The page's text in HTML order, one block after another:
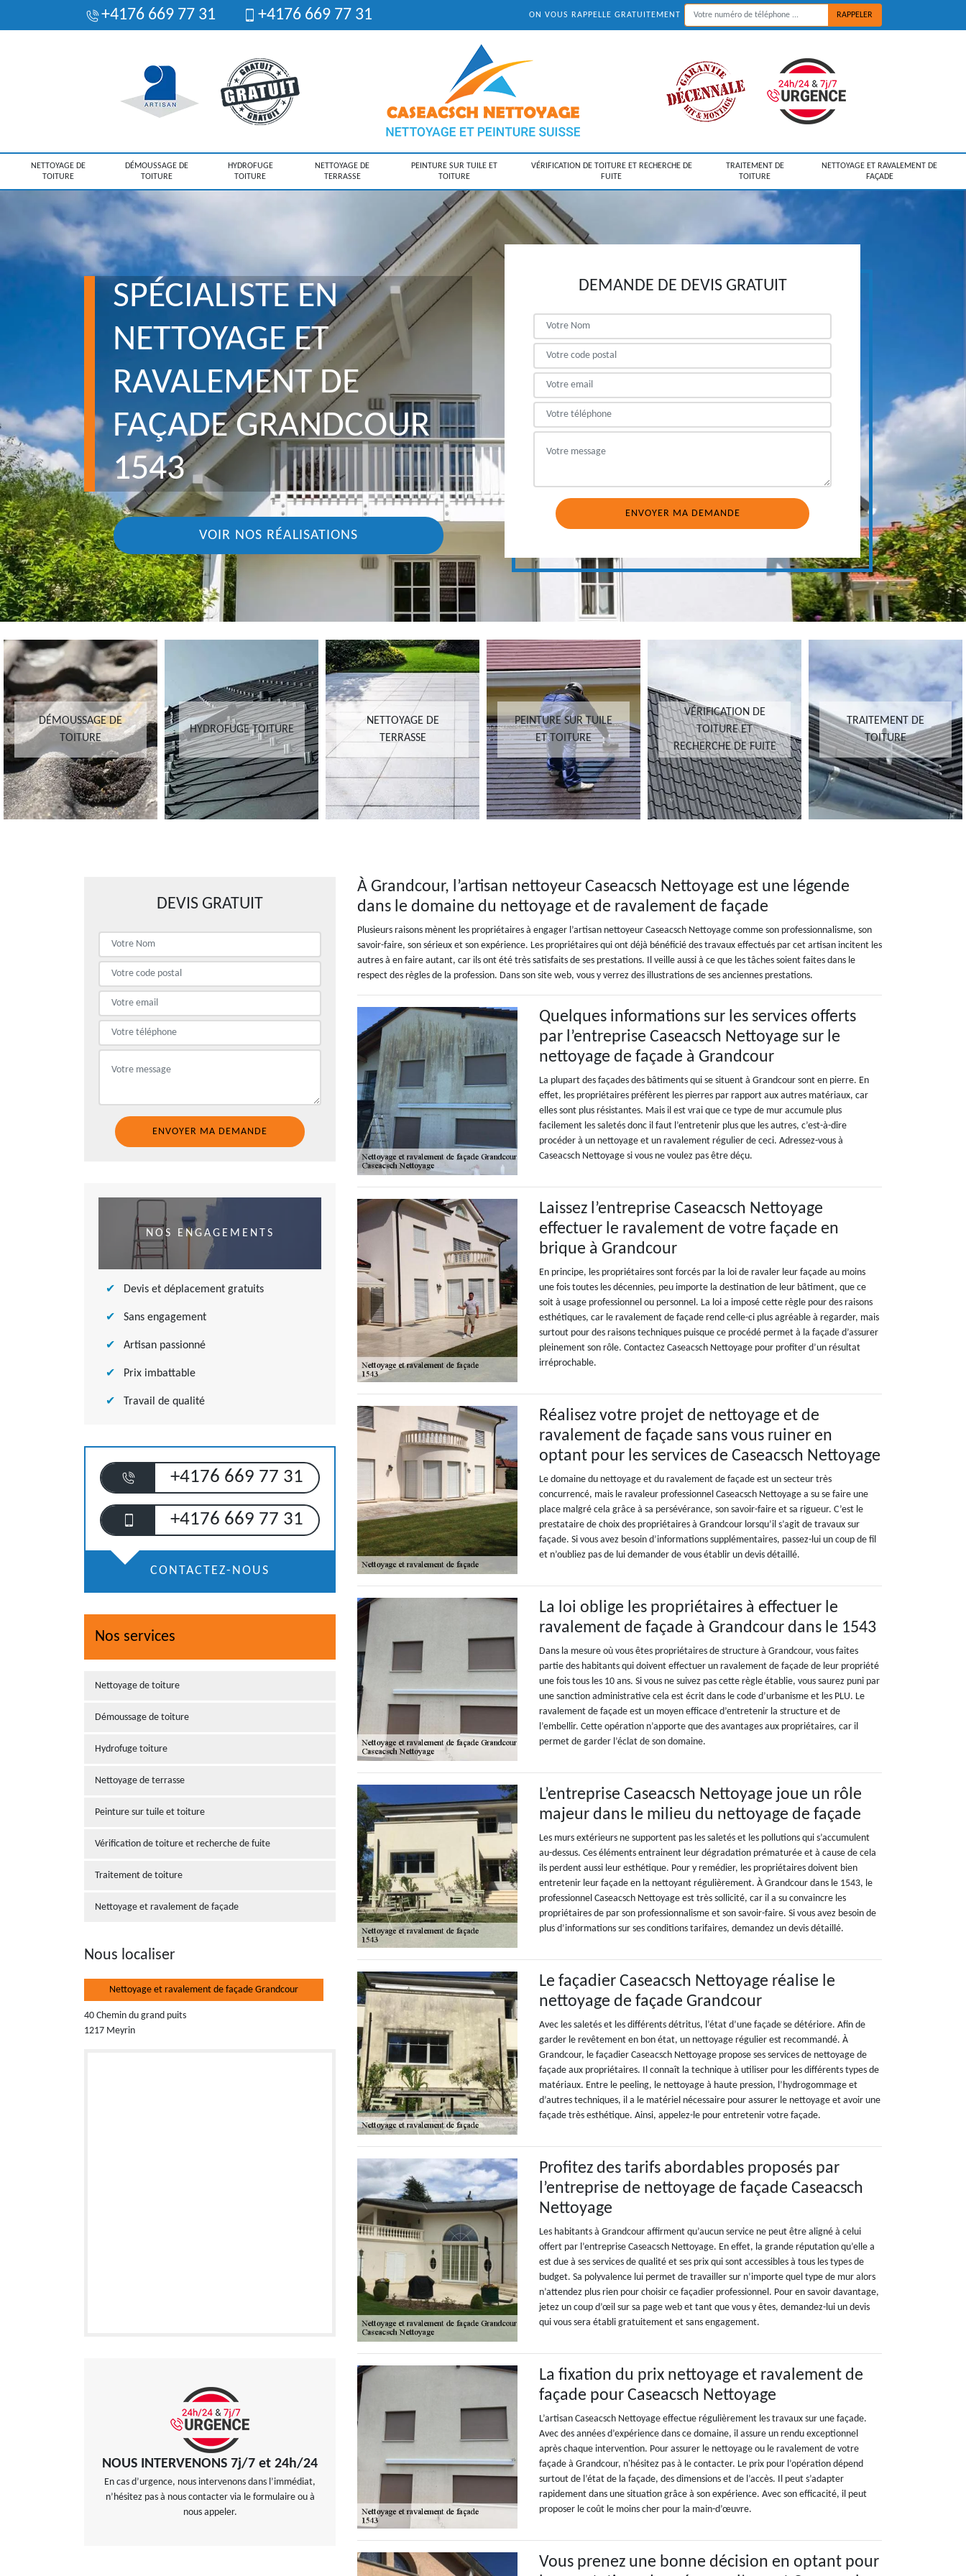
+4176 669 77 31 +4176 669 77 31 ON VOUS RAPPELLE GRATUITEMENT
NETTOYAGE DE
TOITURE
DÉMOUSSAGE DE
TOITURE
HYDROFUGE
TOITURE
NETTOYAGE DE
TERRASSE
PEINTURE SUR TUILE ET
TOITURE
VÉRIFICATION DE TOITURE ET RECHERCHE DE
FUITE
TRAITEMENT DE
TOITURE
NETTOYAGE ET RAVALEMENT DE
FAÇADE
SPÉCIALISTE EN
NETTOYAGE ET
RAVALEMENT DE
FAÇADE GRANDCOUR
1543
VOIR NOS RÉALISATIONS
DEMANDE DE DEVIS GRATUIT
DÉMOUSSAGE DE
TOITURE
HYDROFUGE TOITURE
NETTOYAGE DE
TERRASSE
PEINTURE SUR TUILE
ET TOITURE
VÉRIFICATION DE
TOITURE ET
RECHERCHE DE FUITE
TRAITEMENT DE
TOITURE
DEVIS GRATUIT
NOS ENGAGEMENTS
Devis et déplacement gratuits
Sans engagement
Artisan passionné
Prix imbattable
Travail de qualité
+4176 669 77 31
+4176 669 77 31
CONTACTEZ-NOUS
Nos services
Nettoyage de toiture
Démoussage de toiture
Hydrofuge toiture
Nettoyage de terrasse
Peinture sur tuile et toiture
Vérification de toiture et recherche de fuite
Traitement de toiture
Nettoyage et ravalement de façade
Nous localiser
Nettoyage et ravalement de façade Grandcour
40 Chemin du grand puits
1217 Meyrin
NOUS INTERVENONS 7j/7 et 24h/24
En cas d’urgence, nous intervenons dans l’immédiat,
n’hésitez pas à nous contacter via le formulaire ou à
nous appeler.
À Grandcour, l’artisan nettoyeur Caseacsch Nettoyage est une légende
dans le domaine du nettoyage et de ravalement de façade
Plusieurs raisons mènent les propriétaires à engager l’artisan nettoyeur Caseacsch Nettoyage comme son professionnalisme, son
savoir-faire, son sérieux et son expérience. Les propriétaires qui ont déjà bénéficié des travaux effectués par cet artisan incitent les
autres à en faire autant, car ils ont été très satisfaits de ses prestations. Il veille aussi à ce que les tâches soient faites dans le
respect des règles de la profession. Dans son site web, vous y verrez des illustrations de ses anciennes prestations.
Quelques informations sur les services offerts
par l’entreprise Caseacsch Nettoyage sur le
nettoyage de façade à Grandcour
La plupart des façades des bâtiments qui se situent à Grandcour sont en pierre. En
effet, les propriétaires préfèrent les pierres par rapport aux autres matériaux, car
elles sont plus résistantes. Mais il est vrai que ce type de mur accumule plus
facilement les saletés donc il faut l’entretenir plus que les autres, c’est-à-dire
procéder à un nettoyage et un ravalement régulier de ceci. Adressez-vous à
Caseacsch Nettoyage si vous ne voulez pas être déçu.
Laissez l’entreprise Caseacsch Nettoyage
effectuer le ravalement de votre façade en
brique à Grandcour
En principe, les propriétaires sont forcés par la loi de ravaler leur façade au moins
une fois toutes les décennies, peu importe la destination de leur bâtiment, que ce
soit à usage professionnel ou personnel. La loi a imposé cette règle pour des raisons
esthétiques, car le ravalement de façade rend celle-ci plus agréable à regarder, mais
surtout pour des raisons techniques puisque ce procédé permet à la façade d’assurer
pleinement son rôle. Contactez Caseacsch Nettoyage pour profiter d’un résultat
irréprochable.
Réalisez votre projet de nettoyage et de
ravalement de façade sans vous ruiner en
optant pour les services de Caseacsch Nettoyage
Le domaine du nettoyage et du ravalement de façade est un secteur très
concurrencé, mais le ravaleur professionnel Caseacsch Nettoyage a su se faire une
place malgré cela grâce à sa persévérance, son savoir-faire et sa rigueur. C’est le
prestataire de choix des propriétaires à Grandcour lorsqu’il s’agit de travaux sur
façade. Si vous avez besoin d’informations supplémentaires, passez-lui un coup de fil
et n’oubliez pas de lui demander de vous établir un devis détaillé.
La loi oblige les propriétaires à effectuer le
ravalement de façade à Grandcour dans le 1543
Dans la mesure où vous êtes propriétaires de structure à Grandcour, vous faites
partie des habitants qui doivent effectuer un ravalement de façade de leur propriété
une fois tous les 10 ans. Si vous ne suivez pas cette règle établie, vous saurez puni par
une sanction administrative cela est écrit dans le code d’urbanisme et les PLU. Le
ravalement de façade est un moyen efficace d’entretenir la structure et de
l’embellir. Cette opération n’apporte que des avantages aux propriétaires, car il
permet de garder l’éclat de son domaine.
L’entreprise Caseacsch Nettoyage joue un rôle
majeur dans le milieu du nettoyage de façade
Les murs extérieurs ne supportent pas les saletés et les pollutions qui s’accumulent
au-dessus. Ces éléments entrainent leur dégradation prématurée et à cause de cela
ils perdent aussi leur esthétique. Pour y remédier, les propriétaires doivent bien
entretenir leur façade en la nettoyant régulièrement. À Grandcour dans le 1543, le
professionnel Caseacsch Nettoyage est très sollicité, car il a su convaincre les
propriétaires de par son professionnalisme et son savoir-faire. Si vous avez besoin de
plus d’informations sur ses conditions tarifaires, demandez un devis détaillé.
Le façadier Caseacsch Nettoyage réalise le
nettoyage de façade Grandcour
Avec les saletés et les différents détritus, l’état d’une façade se détériore. Afin de
garder le revêtement en bon état, un nettoyage régulier est recommandé. À
Grandcour, le façadier Caseacsch Nettoyage propose ses services de nettoyage de
façade aux propriétaires. Il connaît la technique à utiliser pour les différents types de
matériaux. Entre le peeling, le nettoyage à haute pression, l’hydrogommage et
d’autres techniques, il a le matériel nécessaire pour assurer le nettoyage et avoir une
façade très esthétique. Ainsi, appelez-le pour entretenir votre façade.
Profitez des tarifs abordables proposés par
l’entreprise de nettoyage de façade Caseacsch
Nettoyage
Les habitants à Grandcour affirment qu’aucun service ne peut être aligné à celui
offert par l’entreprise Caseacsch Nettoyage. En effet, la grande réputation qu’elle a
est due à ses services de qualité et ses prix qui sont accessibles à tous les types de
budget. Sa polyvalence lui permet de travailler sur n’importe quel type de mur alors
n’attendez plus rien pour choisir ce façadier professionnel. Pour en savoir davantage,
jetez un coup d’œil sur sa page web et tant que vous y êtes, demandez-lui un devis
qui vous sera établi gratuitement et sans engagement.
La fixation du prix nettoyage et ravalement de
façade pour Caseacsch Nettoyage
L’artisan Caseacsch Nettoyage effectue régulièrement les travaux sur une façade.
Avec des années d’expérience dans ce domaine, il assure un rendu exceptionnel
après chaque intervention. Pour assurer le nettoyage ou le ravalement de votre
façade à Grandcour, n'hésitez pas à le contacter. Le prix pour l’opération dépend
surtout de l’état de la façade, des dimensions et de l’accès. Il peut s’adapter
rapidement dans une situation grâce à son expérience. Avec son efficacité, il peut
proposer le coût le moins cher pour la main-d’œuvre.
Vous prenez une bonne décision en optant pour